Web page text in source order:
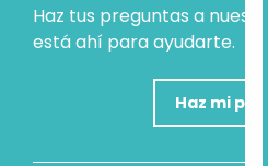
Haz tus preguntas a
está ahí para ayudarte.
Haz mi